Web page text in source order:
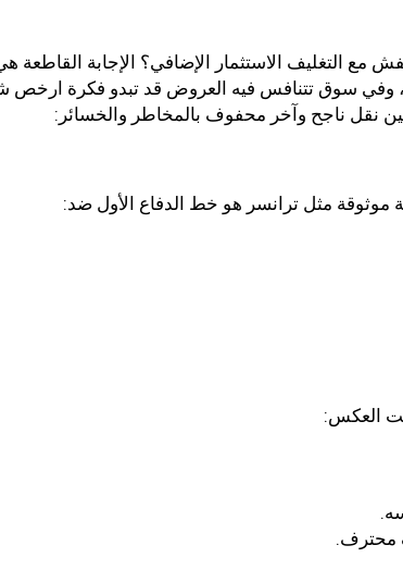
التغليف الاستثمار الإضافي؟ الإجابة القاطعة
وفي سوق تتنافس فيه العروض قد تبدو فكرة ارخص
نقل ناجح وآخر محفوف بالمخاطر والخسائر:
موثوقة مثل ترانسر هو خط الدفاع الأول ضد:
العكس:
محترف.